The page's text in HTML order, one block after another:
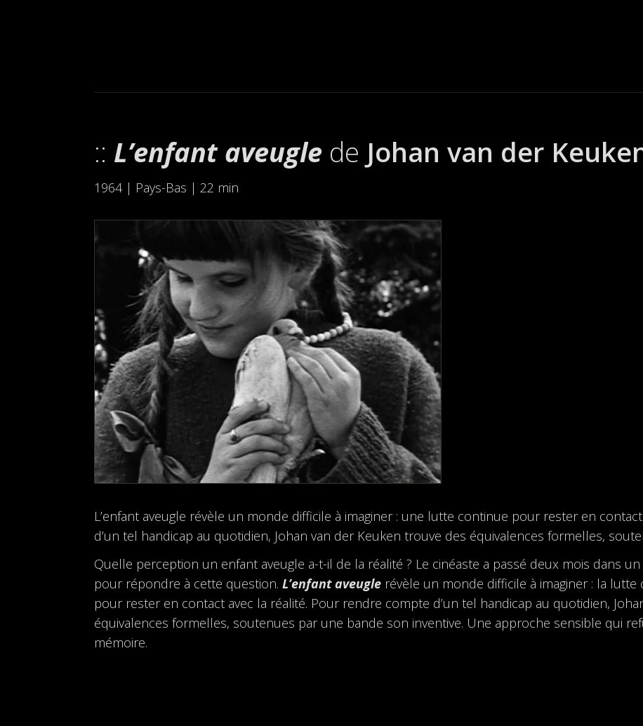
L’enfant aveugle de Johan van der
1964 | Pays-Bas | 22 min
L’enfant aveugle révèle un monde difficile à imaginer : une lutte continue pour rester en
d’un tel handicap au quotidien, Johan van der Keuken trouve des équivalences formelles,
Quelle perception un enfant aveugle a-t-il de la réalité ? Le cinéaste a passé deux mois dans
pour répondre à cette question.L’enfant aveugle révèle un monde difficile à imaginer : la
pour rester en contact avec la réalité. Pour rendre compte d’un tel handicap au quotidien,
équivalences formelles, soutenues par une bande son inventive. Une approche sensible qui
mémoire.